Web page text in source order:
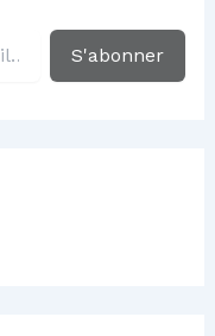
S'abonner